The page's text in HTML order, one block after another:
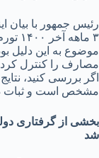
رئیس جمهور با بیان
۳
موضوع به این دلیل
مصارف را کنترل
اگر بررسی کنید،
مشخص است و ثبات در
بخشی از گرفتاری
شد